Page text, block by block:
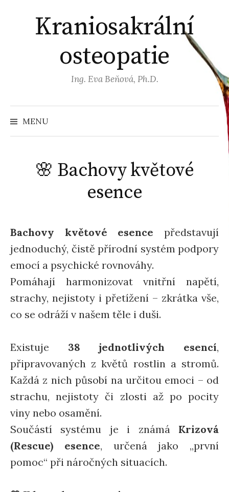
obsahuKraniosakrální
osteopatie
Ing. Eva Beňová, Ph.D.
MENU
🌸 Bachovy květové
esence
Bachovy květové esence představují
jednoduchý, čistě přírodní systém podpory
emocí a psychické rovnováhy.
Pomáhají harmonizovat vnitřní napětí,
strachy, nejistoty i přetížení – zkrátka vše,
co se odráží v našem těle i duši.
Existuje 38 jednotlivých esencí,
připravovaných z květů rostlin a stromů.
Každá z nich působí na určitou emoci – od
strachu, nejistoty či zlosti až po pocity
viny nebo osamění.
Součástí systému je i známá Krizová
(Rescue) esence, určená jako „první
pomoc“ při náročných situacích.